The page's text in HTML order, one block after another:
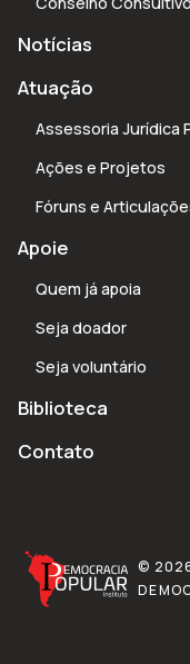
Notícias
Atuação
Assessoria Jurídica
Ações e Projetos
Fóruns e
Apoie
Quem já apoia
Seja doador
Seja voluntário
Biblioteca
Contato
©